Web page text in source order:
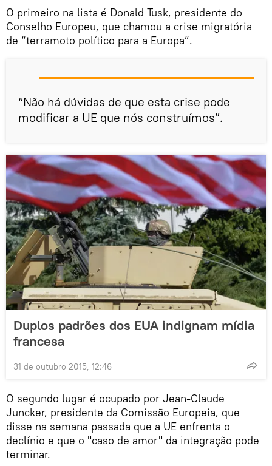
O primeiro na lista é Donald Tusk, presidente do
Conselho Europeu, que chamou a crise migratória
de “terramoto político para a Europa”.
“Não há dúvidas de que esta crise pode
modificar a UE que nós construímos”.
Duplos padrões dos EUA indignam mídia
francesa
31 de outubro 2015, 12:46
O segundo lugar é ocupado por Jean-Claude
Juncker, presidente da Comissão Europeia, que
disse na semana passada que a UE enfrenta o
declínio e que o "caso de amor" da integração pode
terminar.